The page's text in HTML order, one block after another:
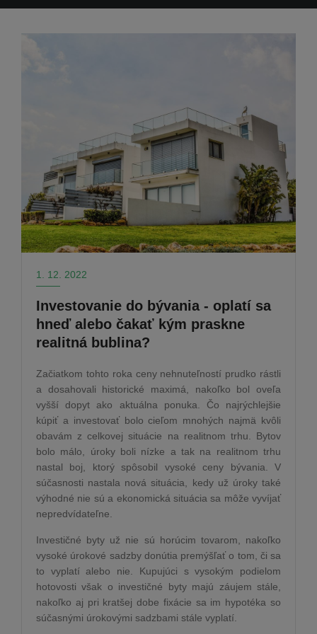
1. 12. 2022
Investovanie do bývania - oplatí sa
hneď alebo čakať kým praskne
realitná bublina?
Začiatkom tohto roka ceny nehnuteľností prudko rástli
a dosahovali historické maximá, nakoľko bol oveľa
vyšší dopyt ako aktuálna ponuka. Čo najrýchlejšie
kúpiť a investovať bolo cieľom mnohých najmä kvôli
obavám z celkovej situácie na realitnom trhu. Bytov
bolo málo, úroky boli nízke a tak na realitnom trhu
nastal boj, ktorý spôsobil vysoké ceny bývania. V
súčasnosti nastala nová situácia, kedy už úroky také
výhodné nie sú a ekonomická situácia sa môže vyvíjať
nepredvídateľne.
Investičné byty už nie sú horúcim tovarom, nakoľko
vysoké úrokové sadzby donútia premýšľať o tom, či sa
to vyplatí alebo nie. Kupujúci s vysokým podielom
hotovosti však o investičné byty majú záujem stále,
nakoľko aj pri kratšej dobe fixácie sa im hypotéka so
súčasnými úrokovými sadzbami stále vyplatí.